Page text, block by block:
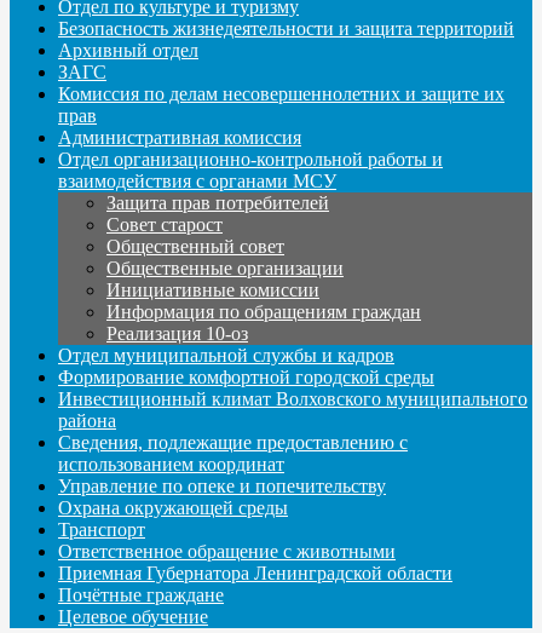
Отдел по культуре и туризму
Безопасность жизнедеятельности и защита территорий
Архивный отдел
ЗАГС
Комиссия по делам несовершеннолетних и защите их
прав
Административная комиссия
Отдел организационно-контрольной работы и
взаимодействия с органами МСУ
Защита прав потребителей
Совет старост
Общественный совет
Общественные организации
Инициативные комиссии
Информация по обращениям граждан
Реализация 10-оз
Отдел муниципальной службы и кадров
Формирование комфортной городской среды
Инвестиционный климат Волховского муниципального
района
Сведения, подлежащие предоставлению с
использованием координат
Управление по опеке и попечительству
Охрана окружающей среды
Транспорт
Ответственное обращение с животными
Приемная Губернатора Ленинградской области
Почётные граждане
Целевое обучение